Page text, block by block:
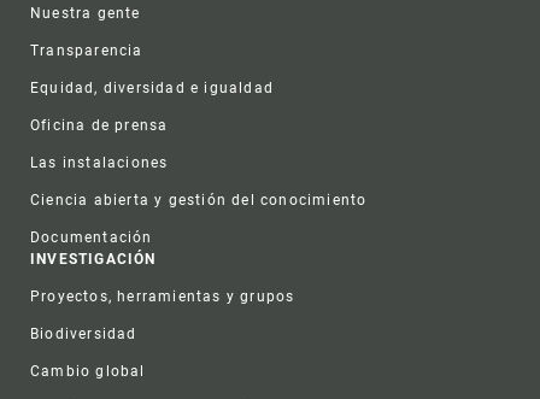
Nuestra gente
Transparencia
Equidad, diversidad e igualdad
Oficina de prensa
Las instalaciones
Ciencia abierta y gestión del conocimiento
Documentación
INVESTIGACIÓN
Proyectos, herramientas y grupos
Biodiversidad
Cambio global